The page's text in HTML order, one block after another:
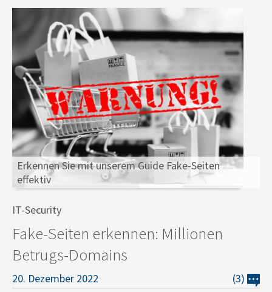
Erkennen Sie mit unserem Guide Fake-Seiten
effektiv
IT-Security
Fake-Seiten erkennen: Millionen
Betrugs-Domains
20. Dezember 2022 (3)